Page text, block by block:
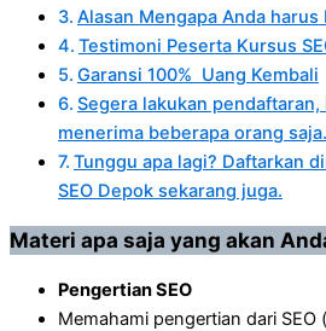
Alasan Mengapa Anda harus
Testimoni Peserta Kursus
Garansi 100% Uang Kembali
Segera lakukan pendaftaran,
menerima beberapa orang saja.
Tunggu apa lagi? Daftarkan
SEO Depok sekarang juga.
Materi apa saja yang akan
Pengertian SEO
Memahami pengertian dari SEO